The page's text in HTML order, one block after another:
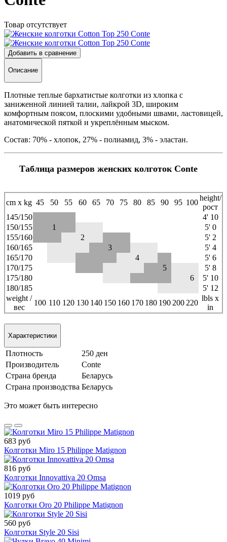
Товар отсутствует
Добавить в сравнение
Описание
Плотные теплые бархатистые колготки из хлопка с
заниженной линией талии, лайкрой 3D, широким
комфортным поясом, плоскими удобными швами, ластовицей,
анатомической пяткой и укреплённым мыском.
Состав: 70% - хлопок, 27% - полиамид, 3% - эластан.
Таблица размеров женских колготок Conte
cm x kg 45 50 55 60 65 70 75 80 85 90 95 100
height/
рост
145/150
4' 10
150/155
1
5' 0
155/160
2
5' 2
160/165
3
5' 4
165/170
4
5' 6
170/175
5
5' 8
175/180
6
5' 10
180/185
5' 12
weight /
вес
100 110 120 130 140 150 160 170 180 190 200 220
lbls x
in
Характеристики
Плотность
250 ден
Производитель
Conte
Страна бренда
Беларусь
Страна производства Беларусь
Это может быть интересно
683 руб
Колготки Miro 15 Philippe Matignon
816 руб
Колготки Innovattiva 20 Omsa
1019 руб
Колготки Oro 20 Philippe Matignon
560 руб
Колготки Style 20 Sisi